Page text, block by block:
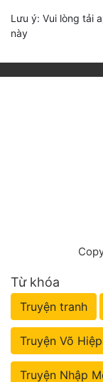
Lưu ý: Vui lòng tải
này
Từ khóa
Truyện tranh
Truyện Võ Hiệp
Truyện Nhập